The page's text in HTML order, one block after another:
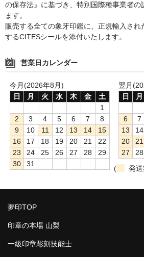
の保存法』に基づき、特別国際種事業者
ます。
販売する全ての象牙印鑑に、正規輸入され
するCITESシールを添付いたします。
営業日カレンダー
今月(2026年8月)
日
月 火 水 木 金
土
1
2
3 4 5 6 7
8
9
10 11 12 13 14
15
16
17 18 19 20 21
22
23
24 25 26 27 28
29
30
31
翌月
日
月
6
7
13
14
20
21
27
28
(
発
夢印TOP
印章の本場 山梨
一級印章彫刻技能士